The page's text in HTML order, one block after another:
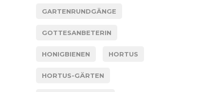
GARTENRUNDGÄNGE
GOTTESANBETERIN
HONIGBIENEN HORTUS
HORTUS-GÄRTEN